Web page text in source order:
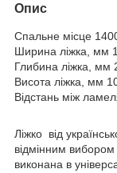
Опис
Спальне місце
Ширина ліжка, мм
Глибина ліжка, мм
Висота ліжка, мм
Відстань між
Ліжко від
відмінним
виконана в